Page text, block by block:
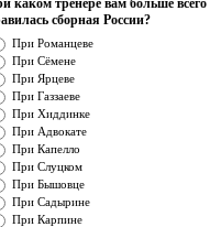
каком тренере вам больше всего
сборная России?
При Романцеве
При Сёмене
При Ярцеве
При Газзаеве
При Хиддинке
При Адвокате
При Капелло
При Слуцком
При Бышовце
При Садырине
При Карпине